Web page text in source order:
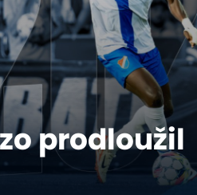
prodloužil